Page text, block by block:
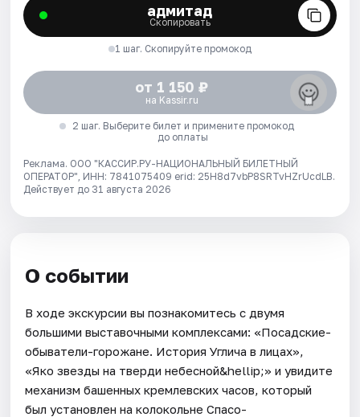
адмитад
Скопировать
1 шаг. Скопируйте промокод
от 1 150 ₽
на Kassir.ru
2 шаг. Выберите билет и примените промокод
до оплаты
Реклама. ООО "КАССИР.РУ-НАЦИОНАЛЬНЫЙ БИЛЕТНЫЙ
ОПЕРАТОР", ИНН: 7841075409 erid: 25H8d7vbP8SRTvHZrUcdLB.
Действует до 31 августа 2026
О событии
В ходе экскурсии вы познакомитесь с двумя
большими выставочными комплексами: «Посадские-
обыватели-горожане. История Углича в лицах»,
«Яко звезды на тверди небесной&hellip;» и увидите
механизм башенных кремлевских часов, который
был установлен на колокольне Спасо-